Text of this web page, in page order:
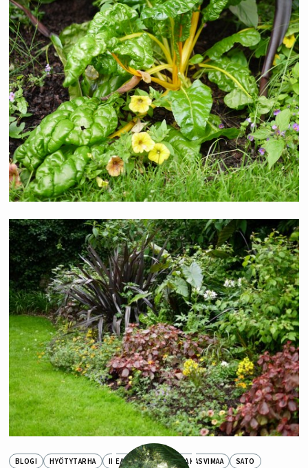
BLOGI HYÖTYTARHA IDEAT LAVATARHA JA KASVIMAA SATO